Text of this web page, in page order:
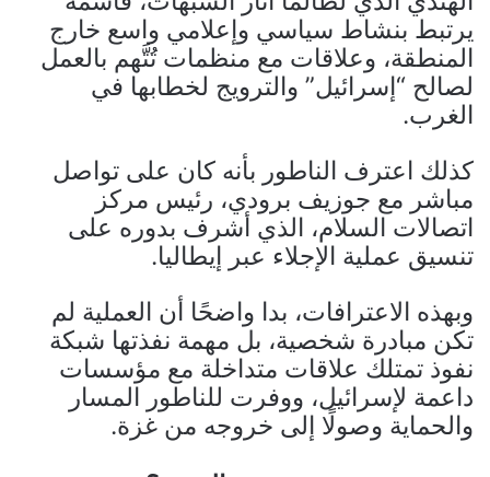
يرتبط بنشاط سياسي وإعلامي واسع خارج
المنطقة، وعلاقات مع منظمات تُتَّهم بالعمل
لصالح “إسرائيل” والترويج لخطابها في
الغرب.
كذلك اعترف الناطور بأنه كان على تواصل
مباشر مع جوزيف برودي، رئيس مركز
اتصالات السلام، الذي أشرف بدوره على
تنسيق عملية الإجلاء عبر إيطاليا.
وبهذه الاعترافات، بدا واضحًا أن العملية لم
تكن مبادرة شخصية، بل مهمة نفذتها شبكة
نفوذ تمتلك علاقات متداخلة مع مؤسسات
داعمة لإسرائيل، ووفرت للناطور المسار
والحماية وصولًا إلى خروجه من غزة.